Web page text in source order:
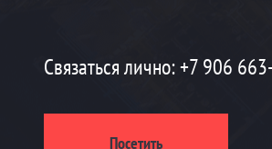
Связаться лично:+7 906
Посетить